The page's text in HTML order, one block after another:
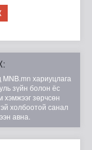
хариуцлага
зүйн болон ёс
хэмжээг зөрчсөн
холбоотой санал
авна.